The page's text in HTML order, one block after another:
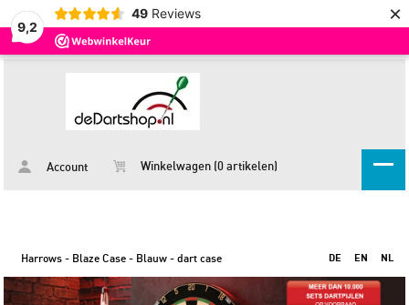
9,2
49 Reviews ×
Account Winkelwagen (0 artikelen)
Harrows - Blaze Case - Blauw - dart case DE EN NL